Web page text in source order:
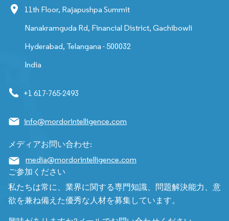
11th Floor, Rajapushpa Summit
Nanakramguda Rd, Financial District, Gachibowli
Hyderabad, Telangana - 500032
India
+1 617-765-2493
info@mordorintelligence.com
メディアお問い合わせ:
media@mordorintelligence.com
ご参加ください
私たちは常に、業界に関する専門知識、問題解決能力、意
欲を兼ね備えた優秀な人材を募集しています。